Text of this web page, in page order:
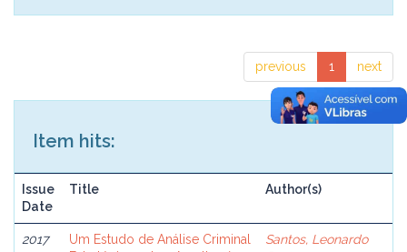
previous 1 next
Item hits:
Issue
Date
Title Author(s)
2017
Um Estudo de Análise Criminal
Santos, Leonardo